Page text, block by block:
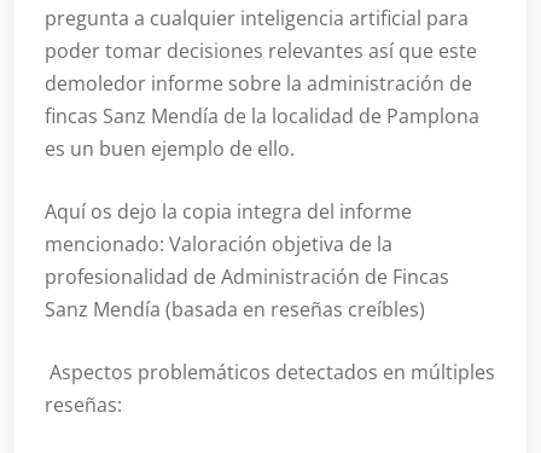
pregunta a cualquier inteligencia artificial para
poder tomar decisiones relevantes así que este
demoledor informe sobre la administración de
fincas Sanz Mendía de la localidad de Pamplona
es un buen ejemplo de ello.
Aquí os dejo la copia integra del informe
mencionado: Valoración objetiva de la
profesionalidad de Administración de Fincas
Sanz Mendía (basada en reseñas creíbles)
Aspectos problemáticos detectados en múltiples
reseñas: